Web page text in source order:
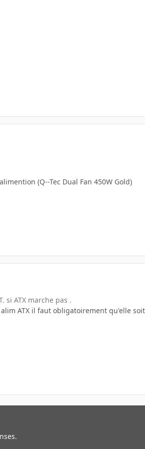
(Q--Tec Dual Fan 450W Gold)
si ATX marche pas .
ATX il faut obligatoirement qu'elle